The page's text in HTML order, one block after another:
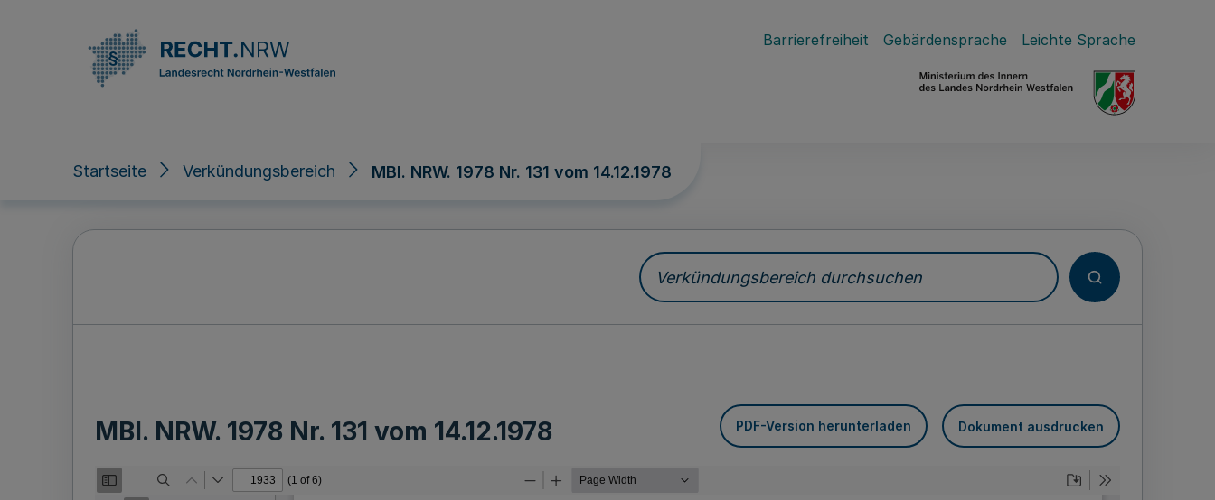
Barrierefreiheit Gebärdensprache Leichte Sprache
Startseite Verkündungsbereich MBl. NRW. 1978 Nr. 131 vom 14.12.1978
Verkündungsbereich durchsuchen
MBl. NRW. 1978 Nr. 131 vom 14.12.1978 PDF-Version herunterladen Dokument ausdrucken